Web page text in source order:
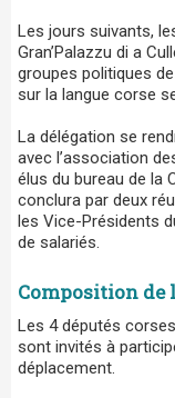
Les jours suivants,
Gran’Palazzu di a
groupes politiques
sur la langue corse
La délégation se
avec l’association
élus du bureau de la
conclura par deux
les Vice-Présidents
de salariés.
Composition de
Les 4 députés corses sont membres de droit de la mission et
sont invités à
déplacement.